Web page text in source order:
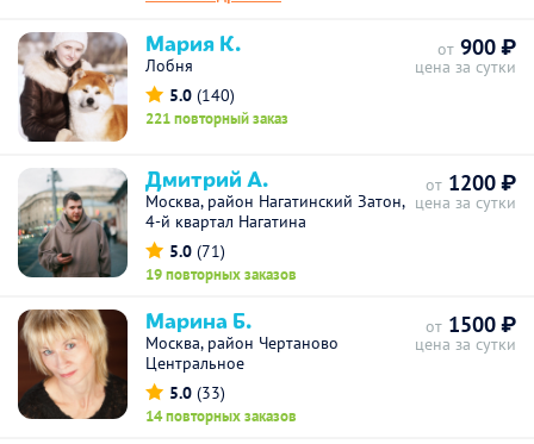
Мария К.
Лобня
5.0 (140)
221 повторный заказ
от 900 ₽
цена за сутки
Дмитрий А.
Москва, район Нагатинский Затон,
4-й квартал Нагатина
5.0 (71)
19 повторных заказов
от 1200 ₽
цена за сутки
Марина Б.
Москва, район Чертаново
Центральное
5.0 (33)
14 повторных заказов
от 1500 ₽
цена за сутки